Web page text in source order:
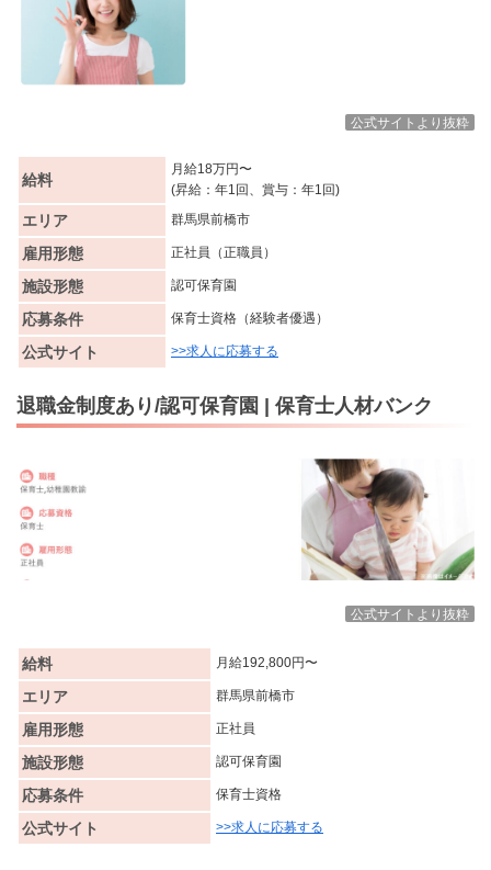
公式サイトより抜粋
給料
月給18万円〜
(昇給：年1回、賞与：年1回)
エリア 群馬県前橋市
雇用形態 正社員（正職員）
施設形態 認可保育園
応募条件 保育士資格（経験者優遇）
公式サイト >>求人に応募する
退職金制度あり/認可保育園 | 保育士人材バンク
公式サイトより抜粋
給料 月給192,800円〜
エリア 群馬県前橋市
雇用形態 正社員
施設形態 認可保育園
応募条件 保育士資格
公式サイト >>求人に応募する